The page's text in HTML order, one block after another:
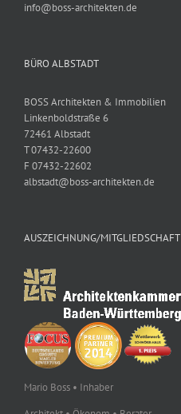
info@boss-architekten.de
BÜRO ALBSTADT
BOSS Architekten & Immobilien
Linkenboldstraße 6
72461 Albstadt
T 07432-22600
F 07432-22602
albstadt@boss-architekten.de
AUSZEICHNUNG/MITGLIEDSCHAFT
Mario Boss • Inhaber